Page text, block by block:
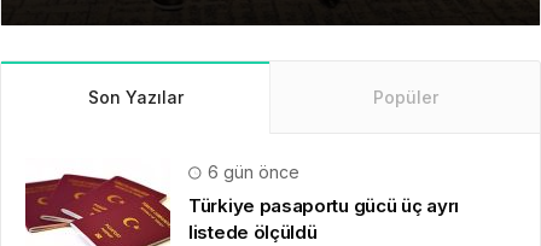
Son Yazılar Popüler
6 gün önce
Türkiye pasaportu gücü üç ayrı
listede ölçüldü